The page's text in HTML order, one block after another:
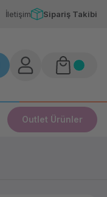
İletişim Sipariş Takibi
Outlet Ürünler